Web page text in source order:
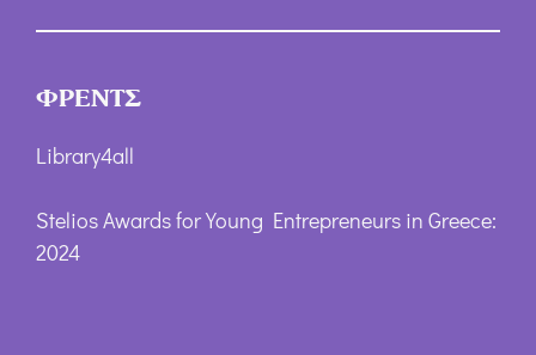
ΦΡΕΝΤΣ
Library4all
Stelios Awards for Young Entrepreneurs in Greece:
2024